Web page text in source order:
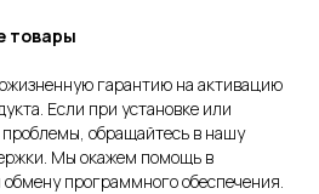
товары
гарантию на активацию
Если при установке или
проблемы, обращайтесь в нашу
Мы окажем помощь в
программного обеспечения.